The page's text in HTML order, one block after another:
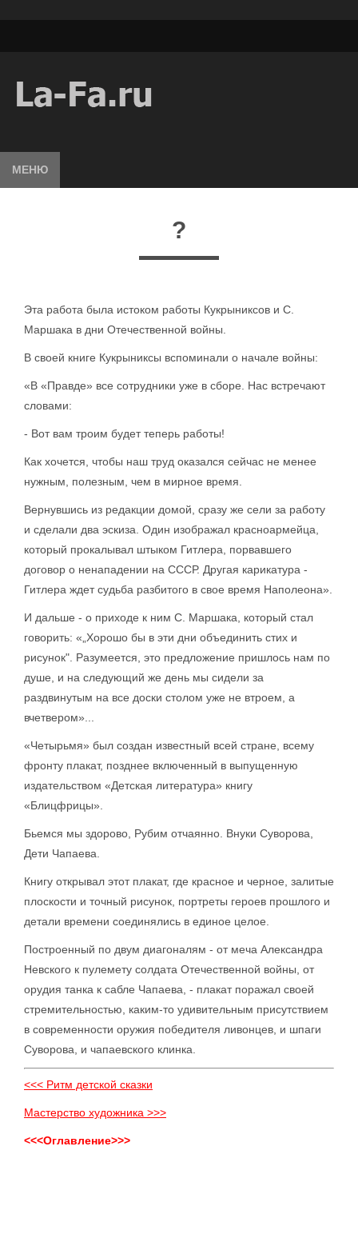
МЕНЮ
?
Эта работа была истоком работы Кукрыниксов и С.
Маршака в дни Отечественной войны.
В своей книге Кукрыниксы вспоминали о начале войны:
«В «Правде» все сотрудники уже в сборе. Нас встречают
словами:
- Вот вам троим будет теперь работы!
Как хочется, чтобы наш труд оказался сейчас не менее
нужным, полезным, чем в мирное время.
Вернувшись из редакции домой, сразу же сели за работу
и сделали два эскиза. Один изображал красноармейца,
который прокалывал штыком Гитлера, порвавшего
договор о ненападении на СССР. Другая карикатура -
Гитлера ждет судьба разбитого в свое время Наполеона».
И дальше - о приходе к ним С. Маршака, который стал
говорить: «„Хорошо бы в эти дни объединить стих и
рисунок". Разумеется, это предложение пришлось нам по
душе, и на следующий же день мы сидели за
раздвинутым на все доски столом уже не втроем, а
вчетвером»...
«Четырьмя» был создан известный всей стране, всему
фронту плакат, позднее включенный в выпущенную
издательством «Детская литература» книгу
«Блицфрицы».
Бьемся мы здорово, Рубим отчаянно. Внуки Суворова,
Дети Чапаева.
Книгу открывал этот плакат, где красное и черное, залитые
плоскости и точный рисунок, портреты героев прошлого и
детали времени соединялись в единое целое.
Построенный по двум диагоналям - от меча Александра
Невского к пулемету солдата Отечественной войны, от
орудия танка к сабле Чапаева, - плакат поражал своей
стремительностью, каким-то удивительным присутствием
в современности оружия победителя ливонцев, и шпаги
Суворова, и чапаевского клинка.
<<< Ритм детской сказки
Мастерство художника >>>
<<<Оглавление>>>